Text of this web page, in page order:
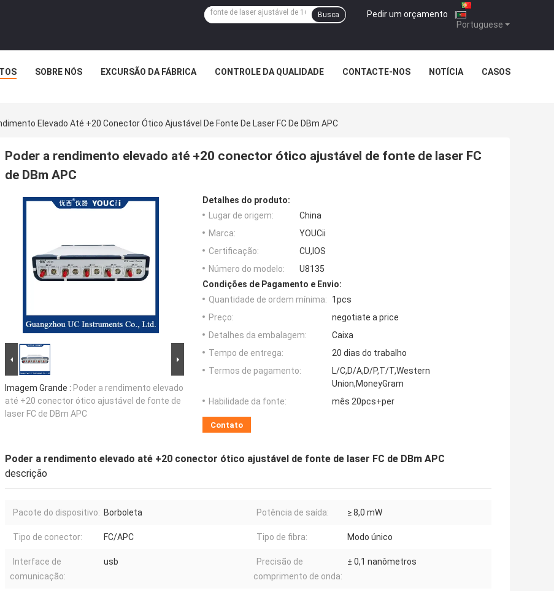
Portuguese
Pedir um orçamento |
Busca
SOBRE NÓS EXCURSÃO DA FÁBRICA CONTROLE DA QUALIDADE CONTACTE-NOS NOTÍCIA CASOS
Elevado Até +20 Conector Ótico Ajustável De Fonte De Laser FC De DBm APC
Poder a rendimento elevado até +20 conector ótico ajustável de fonte de laser FC
de DBm APC
Imagem Grande : Poder a rendimento elevado
até +20 conector ótico ajustável de fonte de
laser FC de DBm APC
Detalhes do produto:
Lugar de origem:
China
Marca:
YOUCii
Certificação:
CU,IOS
Número do modelo:
U8135
Condições de Pagamento e Envio:
Quantidade de ordem mínima:
1pcs
Preço:
negotiate a price
Detalhes da embalagem:
Caixa
Tempo de entrega:
20 dias do trabalho
Termos de pagamento:
L/C,D/A,D/P,T/T,Western
Union,MoneyGram
Habilidade da fonte:
mês 20pcs+per
Contato
Poder a rendimento elevado até +20 conector ótico ajustável de fonte de laser FC de DBm APC
descrição
Pacote do dispositivo: Borboleta Potência de saída: ≥ 8,0 mW
Tipo de conector: FC/APC Tipo de fibra: Modo único
Interface de
comunicação:
usb
Precisão de
comprimento de onda:
± 0,1 nanômetros